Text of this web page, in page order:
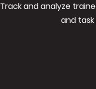
Track and analyze
and